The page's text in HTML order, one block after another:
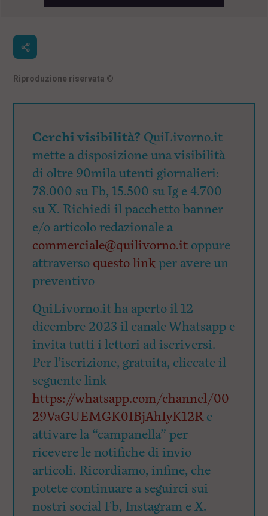
Riproduzione riservata ©
Cerchi visibilità? QuiLivorno.it
mette a disposizione una visibilità
di oltre 90mila utenti giornalieri:
78.000 su Fb, 15.500 su Ig e 4.700
su X. Richiedi il pacchetto banner
e/o articolo redazionale a
commerciale@quilivorno.it oppure
attraverso questo linkper avere un
preventivo
QuiLivorno.it ha aperto il 12
dicembre 2023 il canale Whatsapp e
invita tutti i lettori ad iscriversi.
Per l’iscrizione, gratuita, cliccate il
seguente link
https://whatsapp.com/channel/00
29VaGUEMGK0IBjAhIyK12Re
attivare la “campanella” per
ricevere le notifiche di invio
articoli. Ricordiamo, infine, che
potete continuare a seguirci sui
nostri social Fb, Instagram e X.